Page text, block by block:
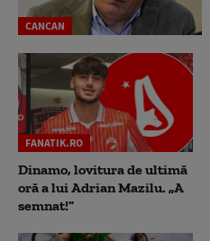
CANCAN
FANATIK.RO
Dinamo, lovitura de ultimă
oră a lui Adrian Mazilu. „A
semnat!”